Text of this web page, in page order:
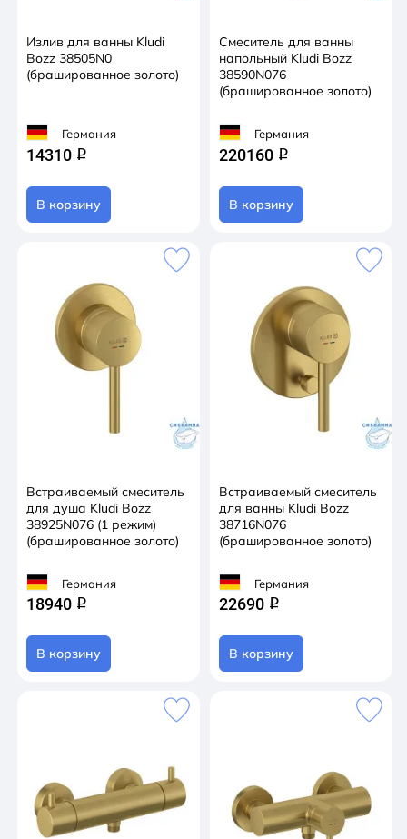
Излив для ванны Kludi
Bozz 38505N0
(брашированное золото)
Германия
14310 q
В корзину
Смеситель для ванны
напольный Kludi Bozz
38590N076
(брашированное золото)
Германия
220160 q
В корзину
Встраиваемый смеситель
для душа Kludi Bozz
38925N076 (1 режим)
(брашированное золото)
Германия
18940 q
В корзину
Встраиваемый смеситель
для ванны Kludi Bozz
38716N076
(брашированное золото)
Германия
22690 q
В корзину